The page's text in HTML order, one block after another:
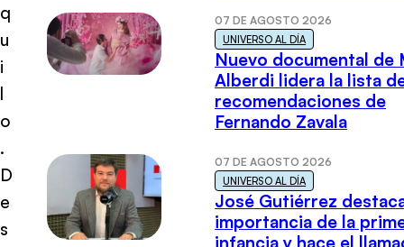
q
u
i
l
o
.
D
e
s
07 DE AGOSTO 2026
UNIVERSO AL DÍA
Nuevo documental de
Alberdi lidera la lista
recomendaciones de
Fernando Zavala
07 DE AGOSTO 2026
UNIVERSO AL DÍA
José Gutiérrez
importancia de la